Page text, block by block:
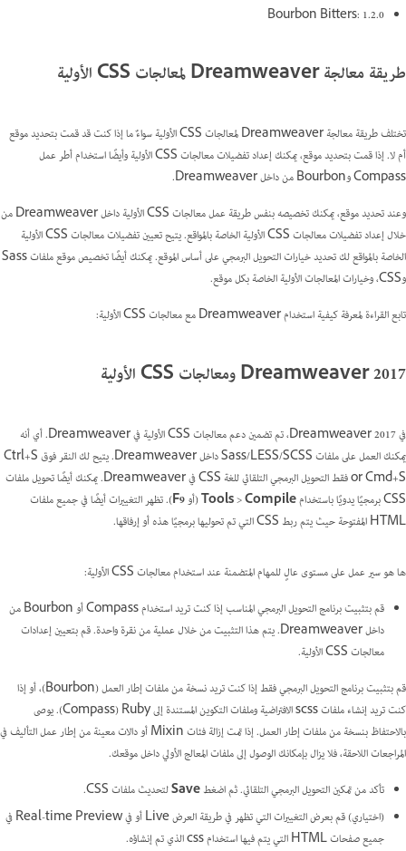
Bourbon Bitters: 1.2.0
طريقة معالجة Dreamweaver لمعالجات CSS الأولية
تختلف طريقة معالجة Dreamweaver لمعالجات CSS الأولية سواءٌ ما إذا كنت قد قمت بتحديد موقع
أم لا. إذا قمت بتحديد موقع، يمكنك إعداد تفضيلات معالجات CSS الأولية وأيضًا استخدام أطر عمل
Compass وBourbon من داخل Dreamweaver.
وعند تحديد موقع، يمكنك تخصيصه بنفس طريقة عمل معالجات CSS الأولية داخل Dreamweaver من
خلال إعداد تفضيلات معالجات CSS الأولية الخاصة بالمواقع. يتيح تعيين تفضيلات معالجات CSS الأولية
الخاصة بالمواقع لك تحديد خيارات التحويل البرمجي على أساس الموقع. يمكنك أيضًا تخصيص موقع ملفات Sass
وCSS، وخيارات المعالجات الأولية الخاصة بكل موقع.
تابع القراءة لمعرفة كيفية استخدام Dreamweaver مع معالجات CSS الأولية:
Dreamweaver 2017 ومعالجات CSS الأولية
في Dreamweaver 2017، تم تضمين دعم معالجات CSS الأولية في Dreamweaver. أي أنه
يمكنك العمل على ملفات Sass/LESS/SCSS داخل Dreamweaver. يتيح لك النقر فوق Ctrl+S
or Cmd+S فقط التحويل البرمجي التلقائي للغة CSS في Dreamweaver. يمكنك أيضًا تحويل ملفات
CSS برمجيًا يدويًا باستخدام
Tools>Compile (أوF9). تظهر التغييرات أيضًا في جميع ملفات
HTML المفتوحة حيث يتم ربط CSS التي تم تحوليها برمجيًا هذه أو إرفاقها.
ها هو سير عمل على مستوى عالٍ للمهام المتضمنة عند استخدام معالجات CSS الأولية:
قم بتثبيت برنامج التحويل البرمجي المناسب إذا كنت تريد استخدام Compass أو Bourbon من
داخل Dreamweaver. يتم هذا التثبيت من خلال عملية من نقرة واحدة. قم بتعيين إعدادات
معالجات CSS الأولية.
قم بتثبيت برنامج التحويل البرمجي فقط إذا كنت تريد نسخة من ملفات إطار العمل (Bourbon)، أو إذا
كنت تريد إنشاء ملفات scss الافتراضية وملفات التكوين المستندة إلى Ruby ‏(Compass). يوصى
بالاحتفاظ بنسخة من ملفات إطار العمل. إذا تمت إزالة فئات Mixin أو دالات معينة من إطار عمل التأليف في
المراجعات اللاحقة، فلا يزال بإمكانك الوصول إلى ملفات المعالج الأولي داخل موقعك.
تأكد من تمكين التحويل البرمجي التلقائي. ثم اضغطSaveلتحديث ملفات CSS.
(اختياري) قم بعرض التغييرات التي تظهر في طريقة العرض Live أو في Real-time Preview في
جميع صفحات HTML التي يتم فيها استخدام css الذي تم إنشاؤه.